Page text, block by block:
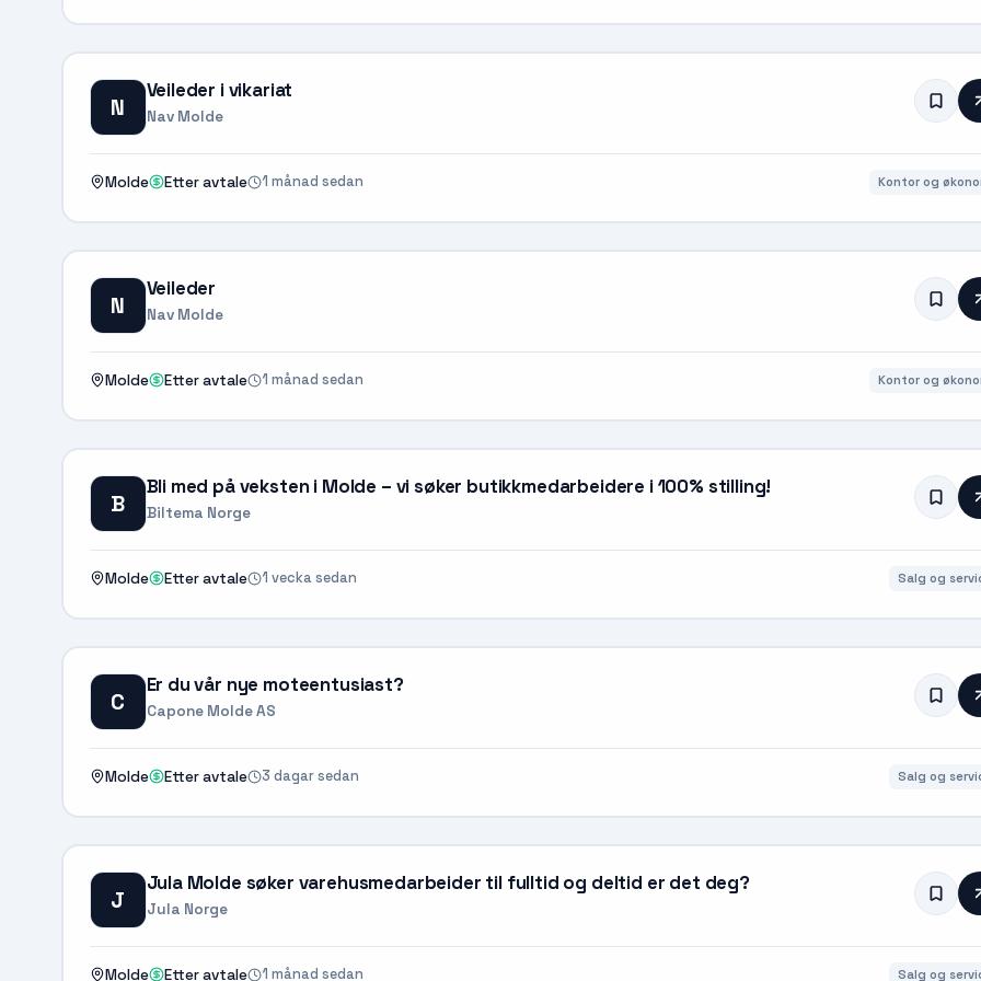
N
Veileder i vikariat
Nav Molde
Molde Etter avtale 1 månad sedan Kontor og
N
Veileder
Nav Molde
Molde Etter avtale 1 månad sedan Kontor og
B
Bli med på veksten i Molde – vi søker butikkmedarbeidere i 100% stilling!
Biltema Norge
Molde Etter avtale 1 vecka sedan Salg og
C
Er du vår nye moteentusiast?
Capone Molde AS
Molde Etter avtale 3 dagar sedan Salg og
J
Jula Molde søker varehusmedarbeider til fulltid og deltid er det deg?
Jula Norge
Molde Etter avtale 1 månad sedan Salg og